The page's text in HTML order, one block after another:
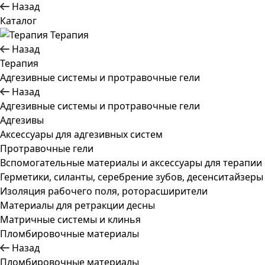
Назад
Каталог
Терапия
Назад
Терапия
Адгезивные системы и протравочные гели
Назад
Адгезивные системы и протравочные гели
Адгезивы
Аксессуары для адгезивных систем
Протравочные гели
Вспомогательные материалы и аксессуары для терапии
Герметики, силанты, серебрение зубов, десенситайзеры
Изоляция рабочего поля, роторасширители
Материалы для ретракции десны
Матричные системы и клинья
Пломбировочные материалы
Назад
Пломбировочные материалы